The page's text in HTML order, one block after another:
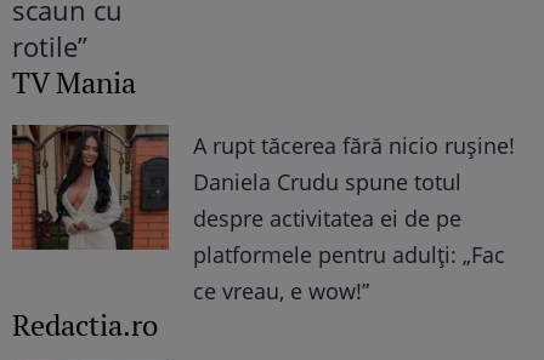
TV Mania
A rupt tăcerea fără nicio rușine!
Daniela Crudu spune totul
despre activitatea ei de pe
platformele pentru adulți: „Fac
ce vreau, e wow!”
Redactia.ro